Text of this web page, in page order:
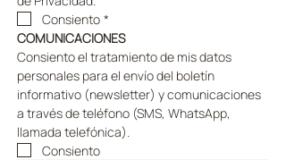
Consiento *
COMUNICACIONES
Consiento el tratamiento de mis datos
personales para el envío del boletín
informativo (newsletter) y comunicaciones
a través de teléfono (SMS, WhatsApp,
llamada telefónica).
Consiento